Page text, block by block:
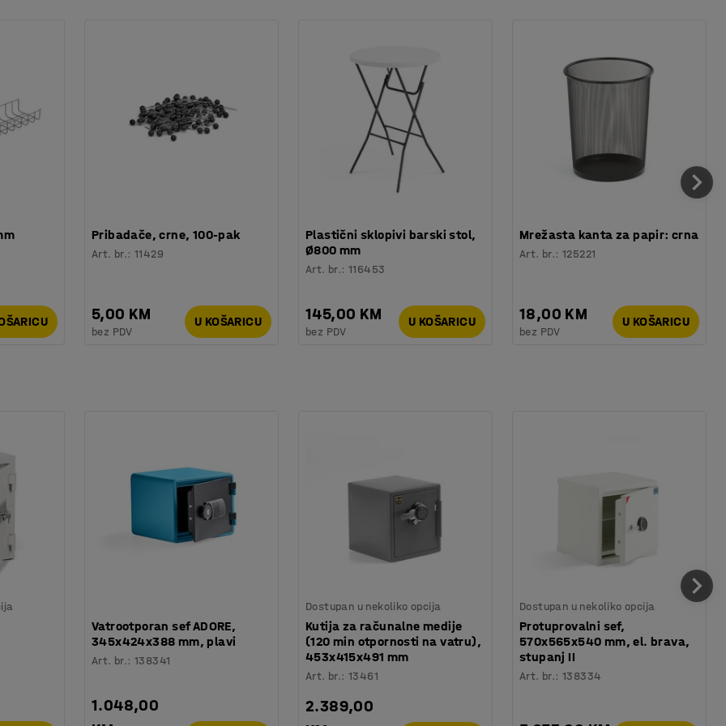
Pribadače, crne, 100-pak
Art. br.:11429
5,00 KM
bez PDV
U KOŠARICU
Plastični sklopivi barski stol,
Ø800 mm
Art. br.:116453
145,00 KM
bez PDV
U KOŠARICU
Mrežasta kanta za papir: crna
Art. br.:125221
18,00 KM
bez PDV
U KOŠARICU
Vatrootporan sef ADORE,
345x424x388 mm, plavi
Art. br.:138341
1.048,00
Dostupan u nekoliko opcija
Kutija za računalne medije
(120 min otpornosti na vatru),
453x415x491 mm
Art. br.:13461
2.389,00
Dostupan u nekoliko opcija
Protuprovalni sef,
570x565x540 mm, el. brava,
stupanj II
Art. br.:138334